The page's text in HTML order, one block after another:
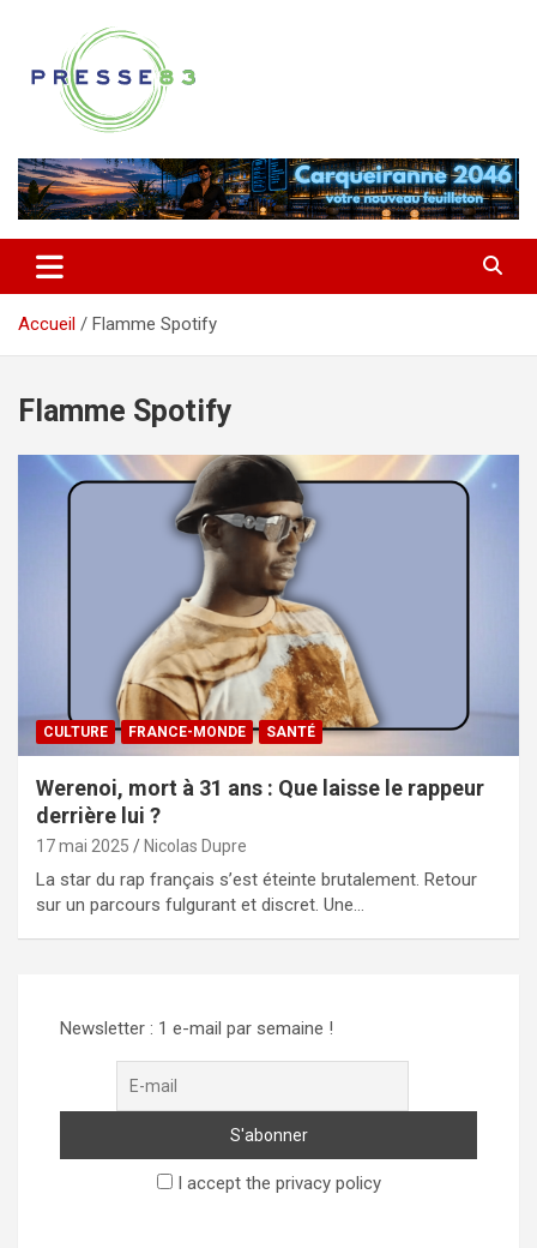
contenu
Presse 83
Accueil Flamme Spotify
Flamme Spotify
CULTURE FRANCE-MONDE SANTÉ
Werenoi, mort à 31 ans : Que laisse le rappeur
derrière lui ?
17 mai 2025 Nicolas Dupre
La star du rap français s’est éteinte brutalement. Retour
sur un parcours fulgurant et discret. Une…
Newsletter : 1 e-mail par semaine !
I accept the privacy policy